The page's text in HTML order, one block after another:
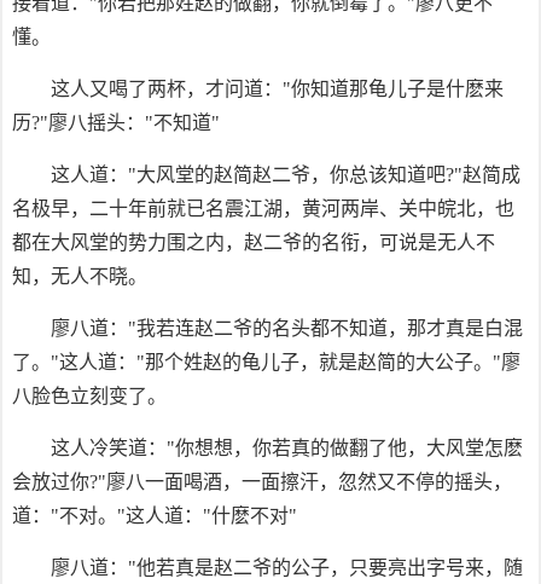
懂。
这人又喝了两杯，才问道："你知道那龟儿子是什麽来
历?"廖八摇头："不知道"
这人道："大风堂的赵简赵二爷，你总该知道吧?"赵简成
名极早，二十年前就已名震江湖，黄河两岸、关中皖北，也
都在大风堂的势力围之内，赵二爷的名衔，可说是无人不
知，无人不晓。
廖八道："我若连赵二爷的名头都不知道，那才真是白混
了。"这人道："那个姓赵的龟儿子，就是赵简的大公子。"廖
八脸色立刻变了。
这人冷笑道："你想想，你若真的做翻了他，大风堂怎麽
会放过你?"廖八一面喝酒，一面擦汗，忽然又不停的摇头，
道："不对。"这人道："什麽不对"
廖八道："他若真是赵二爷的公子，只要亮出字号来，随